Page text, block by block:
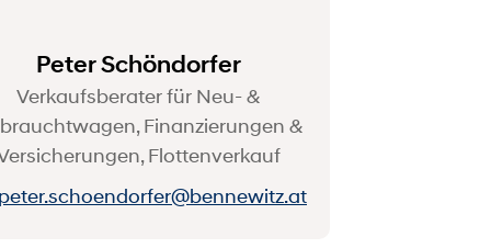
Peter Schöndorfer
Verkaufsberater für Neu- &
Finanzierungen &
Flottenverkauf